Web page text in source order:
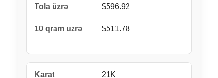
$596.92
$511.78
21K